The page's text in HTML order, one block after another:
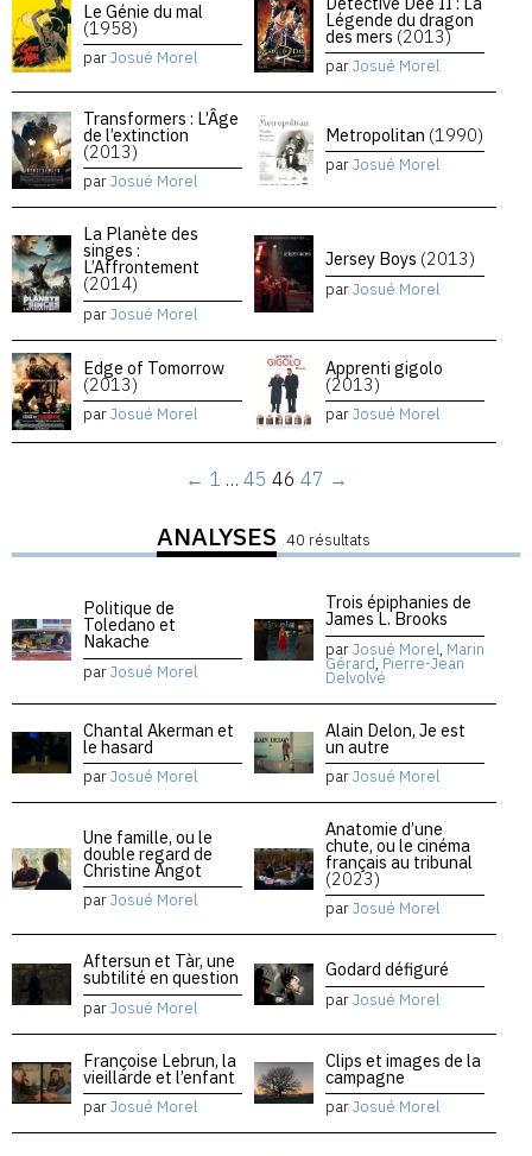
Le Génie du mal
(1958)
parJosué Morel
Légende du dragon
des mers (2013)
parJosué Morel
Transformers : L’Âge
de l’extinction
(2013)
parJosué Morel
Metropolitan (1990)
parJosué Morel
La Planète des
singes :
L’Affrontement
(2014)
parJosué Morel
Jersey Boys (2013)
parJosué Morel
Edge of Tomorrow
(2013)
parJosué Morel
Apprenti gigolo
(2013)
parJosué Morel
← 1 … 45 46 47 →
ANALYSES 40 résultats
Politique de
Toledano et
Nakache
parJosué Morel
Trois épiphanies de
James L. Brooks
parJosué Morel, Marin
Gérard, Pierre-Jean
Delvolvé
Chantal Akerman et
le hasard
parJosué Morel
Alain Delon, Je est
un autre
parJosué Morel
Une famille, ou le
double regard de
Christine Angot
parJosué Morel
Anatomie d’une
chute, ou le cinéma
français au tribunal
(2023)
parJosué Morel
Aftersun et Tàr, une
subtilité en question
parJosué Morel
Godard défiguré
parJosué Morel
Françoise Lebrun, la
vieillarde et l’enfant
parJosué Morel
Clips et images de la
campagne
parJosué Morel